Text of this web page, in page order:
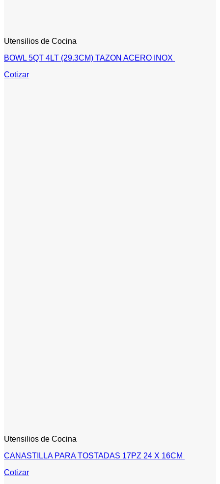
Utensilios de Cocina
BOWL 5QT 4LT (29.3CM) TAZON ACERO INOX
Cotizar
Utensilios de Cocina
CANASTILLA PARA TOSTADAS 17PZ 24 X 16CM
Cotizar